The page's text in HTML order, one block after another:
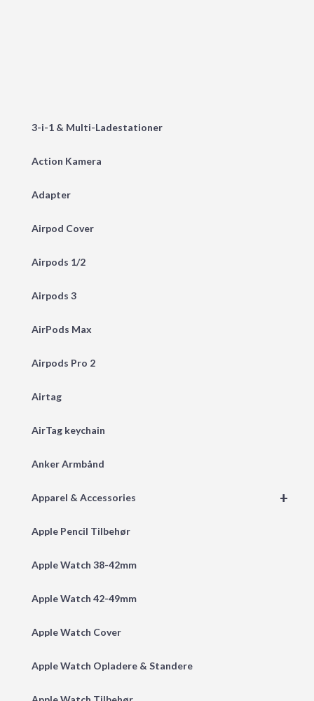
3-i-1 & Multi-Ladestationer
Action Kamera
Adapter
Airpod Cover
Airpods 1/2
Airpods 3
AirPods Max
Airpods Pro 2
Airtag
AirTag keychain
Anker Armbånd
+
Apparel & Accessories
Apple Pencil Tilbehør
Apple Watch 38-42mm
Apple Watch 42-49mm
Apple Watch Cover
Apple Watch Opladere & Standere